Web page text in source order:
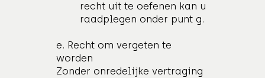
recht uit te oefenen kan u
raadplegen onder punt g.
e. Recht om vergeten te
worden
Zonder onredelijke vertraging